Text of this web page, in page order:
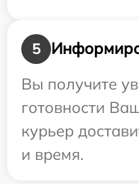
5
Вы получите
готовности
курьер
и время.